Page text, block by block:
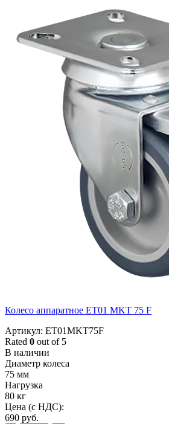
Колесо аппаратное ET01 MKT 75 F
Артикул: ET01MKT75F
Rated 0 out of 5
В наличии
Диаметр колеса
75 мм
Нагрузка
80 кг
Цена (с НДС):
690 руб.